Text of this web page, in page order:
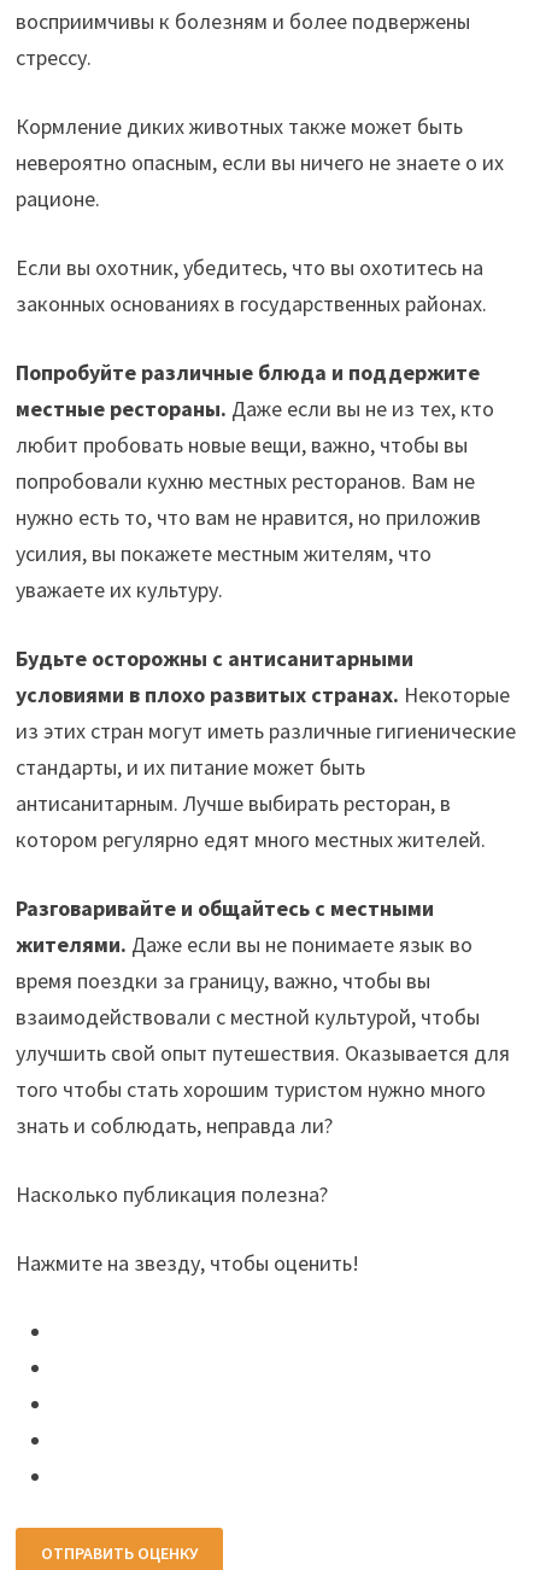
восприимчивы к болезням и более подвержены
стрессу.
Кормление диких животных также может быть
невероятно опасным, если вы ничего не знаете о их
рационе.
Если вы охотник, убедитесь, что вы охотитесь на
законных основаниях в государственных районах.
Попробуйте различные блюда и поддержите
местные рестораны. Даже если вы не из тех, кто
любит пробовать новые вещи, важно, чтобы вы
попробовали кухню местных ресторанов. Вам не
нужно есть то, что вам не нравится, но приложив
усилия, вы покажете местным жителям, что
уважаете их культуру.
Будьте осторожны с антисанитарными
условиями в плохо развитых странах. Некоторые
из этих стран могут иметь различные гигиенические
стандарты, и их питание может быть
антисанитарным. Лучше выбирать ресторан, в
котором регулярно едят много местных жителей.
Разговаривайте и общайтесь с местными
жителями. Даже если вы не понимаете язык во
время поездки за границу, важно, чтобы вы
взаимодействовали с местной культурой, чтобы
улучшить свой опыт путешествия. Оказывается для
того чтобы стать хорошим туристом нужно много
знать и соблюдать, неправда ли?
Насколько публикация полезна?
Нажмите на звезду, чтобы оценить!
ОТПРАВИТЬ ОЦЕНКУ